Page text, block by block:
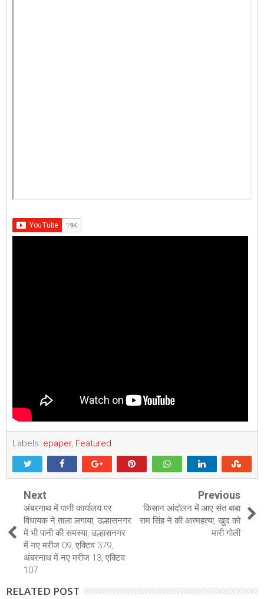
Labels: epaper, Featured
Next
अंबरनाथ में पानी कार्यालय पर
विधायक ने ताला लगाया, उल्हासनगर
में भी पानी की समस्या, उल्हासनगर
में नए मरीज 09, एक्टिव 379,
अंबरनाथ में नए मरीज 13, एक्टिव
107
Previous
किसान आंदोलन में आए संत बाबा
राम सिंह ने की आत्महत्या, खुद को
मारी गोली
RELATED POST